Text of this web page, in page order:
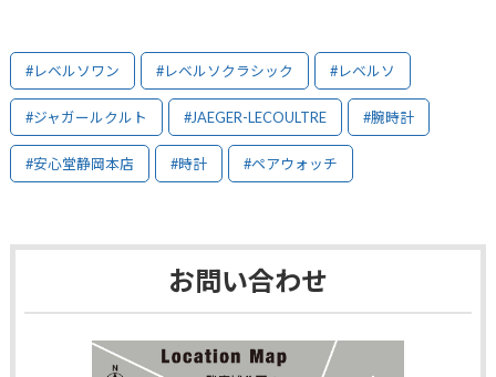
#レベルソワン #レベルソクラシック #レベルソ
#ジャガールクルト #JAEGER-LECOULTRE #腕時計
#安心堂静岡本店 #時計 #ペアウォッチ
お問い合わせ